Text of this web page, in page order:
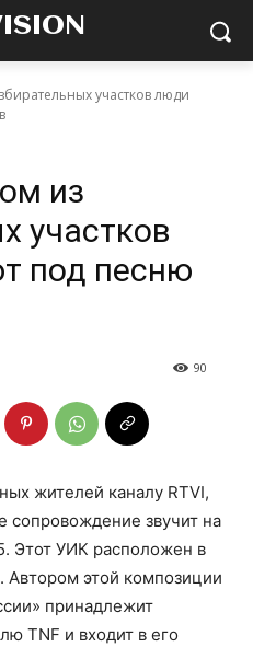
участков люди
из
участков
под песню
90
жителей каналу RTVI,
сопровождение звучит на
Этот УИК расположен в
этой композиции
принадлежит
TNF и входит в его